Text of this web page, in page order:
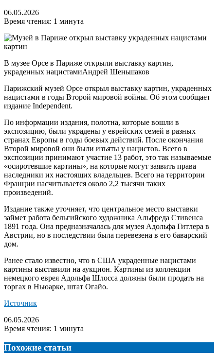
06.05.2026
Время чтения: 1 минута
В музее Орсе в Париже открыли выставку картин,
украденных нацистамиАндрей Шеньшаков
Парижский музей Орсе открыл выставку картин, украденных
нацистами в годы Второй мировой войны. Об этом сообщает
издание Independent.
По информации издания, полотна, которые вошли в
экспозицию, были украдены у еврейских семей в разных
странах Европы в годы боевых действий. После окончания
Второй мировой они были изъяты у нацистов. Всего в
экспозиции принимают участие 13 работ, это так называемые
«осиротевшие картины», на которые могут заявить права
наследники их настоящих владельцев. Всего на территории
Франции насчитывается около 2,2 тысячи таких
произведений.
Издание также уточняет, что центральное место выставки
займет работа бельгийского художника Альфреда Стивенса
1891 года. Она предназначалась для музея Адольфа Гитлера в
Австрии, но в последствии была перевезена в его баварский
дом.
Ранее стало известно, что в США украденные нацистами
картины выставили на аукцион. Картины из коллекции
немецкого еврея Адольфа Шлосса должны были продать на
торгах в Ньюарке, штат Огайо.
Источник
06.05.2026
Время чтения: 1 минута
Похожие статьи